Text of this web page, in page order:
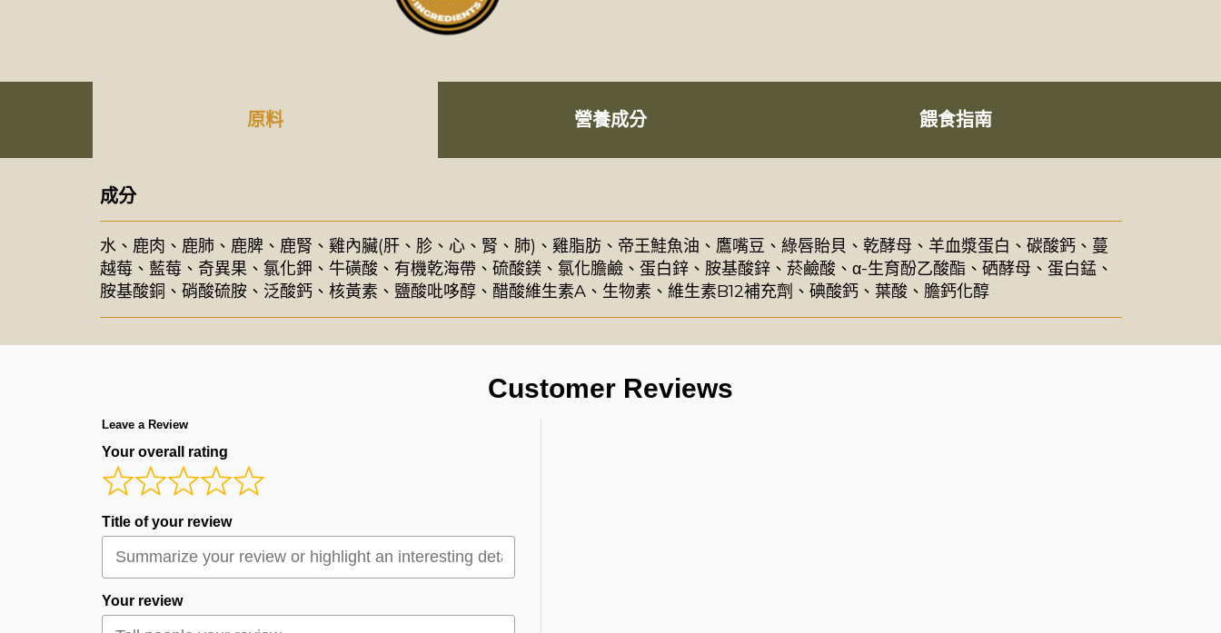
原料 營養成分 餵食指南
成分
水、鹿肉、鹿肺、鹿脾、鹿腎、雞內臟(肝、胗、心、腎、肺)、雞脂肪、帝王鮭魚油、鷹嘴豆、綠唇貽貝、乾酵母、羊血漿蛋白、碳酸鈣、蔓
越莓、藍莓、奇異果、氯化鉀、牛磺酸、有機乾海帶、硫酸鎂、氯化膽鹼、蛋白鋅、胺基酸鋅、菸鹼酸、α-生育酚乙酸酯、硒酵母、蛋白錳、
胺基酸銅、硝酸硫胺、泛酸鈣、核黃素、鹽酸吡哆醇、醋酸維生素A、生物素、維生素B12補充劑、碘酸鈣、葉酸、膽鈣化醇
Customer Reviews
Leave a Review
Your overall rating
Title of your review
Your review